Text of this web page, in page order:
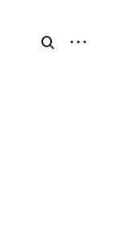
open
open